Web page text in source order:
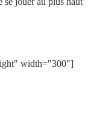
width="300"]